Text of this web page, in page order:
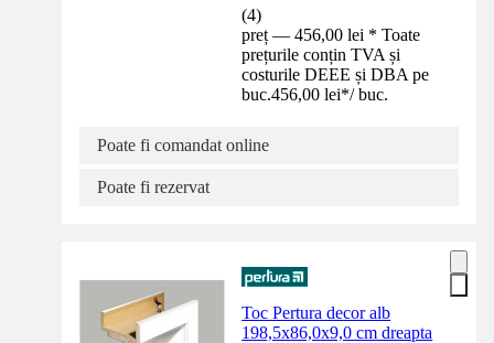
(4)
preț — 456,00 lei * Toate
prețurile conțin TVA și
costurile DEEE și DBA pe
buc.456,00 lei*/ buc.
Poate fi comandat online
Poate fi rezervat
Toc Pertura decor alb
198,5x86,0x9,0 cm dreapta